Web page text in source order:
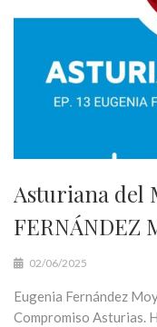
Asturiana del
FERNÁNDEZ
02/06/2025
Eugenia Fernández
Compromiso Asturias.